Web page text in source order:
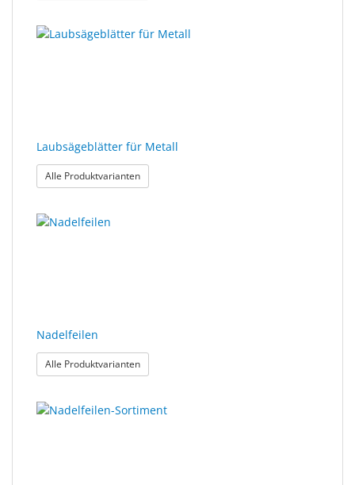
Laubsägeblätter für Metall
Alle Produktvarianten: Laubsägeblätter für Metall
Nadelfeilen
Alle Produktvarianten: Nadelfeilen